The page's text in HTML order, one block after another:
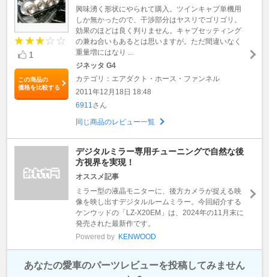
1
この商品の
価格を比較する
興味湧く形状にやられて購入。ツインキャブ単機用
しか無かったので、干渉部分はヤスリでゴリゴリ。
効果のほどは良く判りません。キャブセッティング
の兼ね合いもあるとは思いますが。ただ間違いなく
重量増にはなり ...
ジネッタ G4
カテゴリ：エアダクト・ホース・ファンネル
2011年12月18日 18:48
6911 さん
同じ商品のレビュー一覧
デジタルミラー専用チューニングで自然な後
方視界を実現！
オススメ記事
ミラー型の液晶モニターに、後方カメラが捉える映
像を映し出すデジタルルームミラー。今回紹介する
ケンウッドの「LZ-X20EM」は、2024年の11月末に
発売された最新作です。
Powered by KENWOOD
あなたの愛車のパーツレビューを投稿してみません